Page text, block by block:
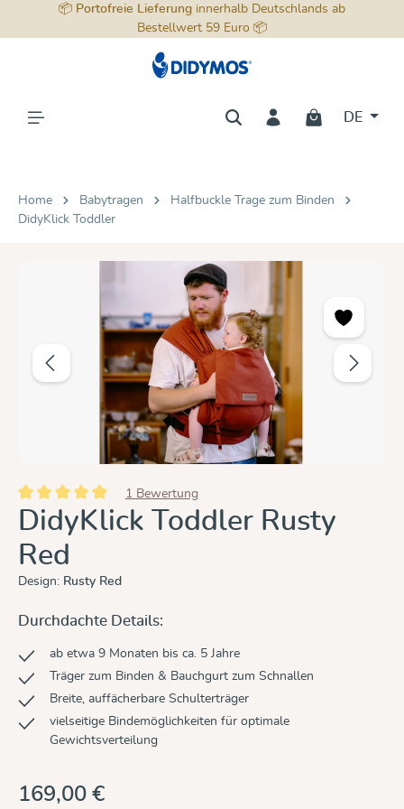
springen
📦 Portofreie Lieferung innerhalb Deutschlands ab
Bestellwert 59 Euro 📦
DE
Home Babytragen
Halfbuckle Trage zum Binden
DidyKlick Toddler
Durchschnittliche Bewertung von 5 von 5 Sternen
1 Bewertung
DidyKlick Toddler Rusty
Red
Design: Rusty Red
Durchdachte Details:
ab etwa 9 Monaten bis ca. 5 Jahre
Träger zum Binden & Bauchgurt zum Schnallen
Breite, auffächerbare Schulterträger
vielseitige Bindemöglichkeiten für optimale
Gewichtsverteilung
169,00 €